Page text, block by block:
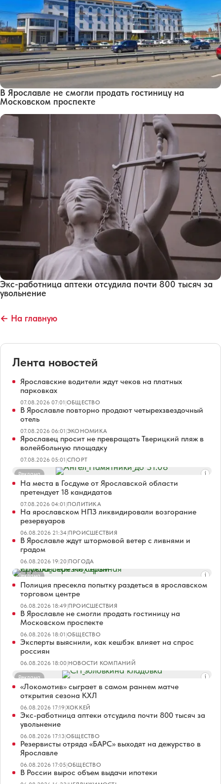
В Ярославле не смогли продать гостиницу на
Московском проспекте
Экс-работница аптеки отсудила почти 800 тысяч за
увольнение
← На главную
Лента новостей
Ярославские водители ждут чеков на платных
парковках
07.08.2026 07:01|ОБЩЕСТВО
В Ярославле повторно продают четырехзвездочный
отель
07.08.2026 06:01|ЭКОНОМИКА
Ярославец просит не превращать Тверицкий пляж в
волейбольную площадку
07.08.2026 05:01|СПОРТ
Реклама
На места в Госдуме от Ярославской области
претендует 18 кандидатов
07.08.2026 04:01|ПОЛИТИКА
На ярославском НПЗ ликвидировали возгорание
резервуаров
06.08.2026 21:34|ПРОИСШЕСТВИЯ
В Ярославле ждут штормовой ветер с ливнями и
градом
06.08.2026 19:20|ПОГОДА
Реклама
Полиция пресекла попытку раздеться в ярославском
торговом центре
06.08.2026 18:49|ПРОИСШЕСТВИЯ
В Ярославле не смогли продать гостиницу на
Московском проспекте
06.08.2026 18:01|ОБЩЕСТВО
Эксперты выяснили, как кешбэк влияет на спрос
россиян
06.08.2026 18:00|НОВОСТИ КОМПАНИЙ
Реклама
«Локомотив» сыграет в самом раннем матче
открытия сезона КХЛ
06.08.2026 17:19|ХОККЕЙ
Экс-работница аптеки отсудила почти 800 тысяч за
увольнение
06.08.2026 17:13|ОБЩЕСТВО
Резервисты отряда «БАРС» выходят на дежурство в
Ярославле
06.08.2026 17:05|ОБЩЕСТВО
В России вырос объем выдачи ипотеки